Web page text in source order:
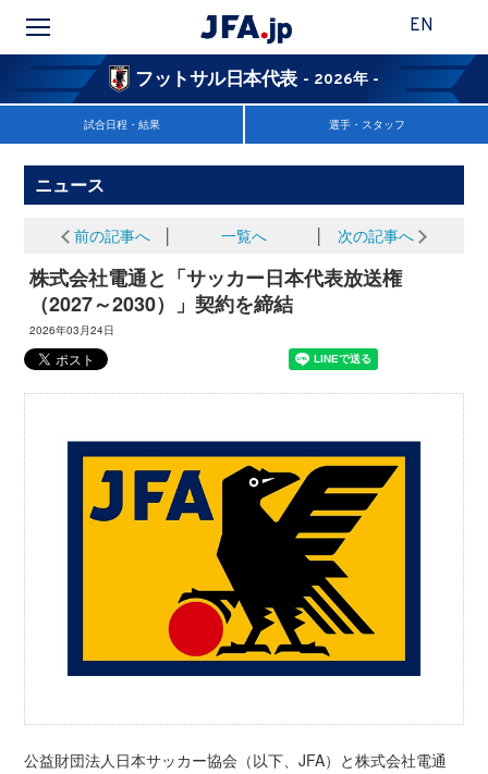
EN
フットサル日本代表 - 2026年 -
試合日程・結果 選手・スタッフ
ニュース
前の記事へ 一覧へ 次の記事へ
株式会社電通と「サッカー日本代表放送権
（2027～2030）」契約を締結
2026年03月24日
公益財団法人日本サッカー協会（以下、JFA）と株式会社電通